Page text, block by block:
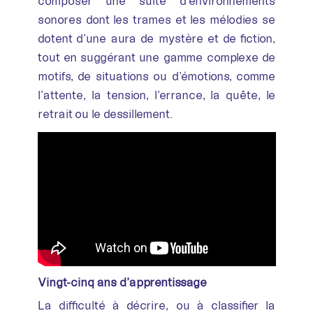
sonores dont les trames et les mélodies se
dotent d’une aura de mystère et de fiction,
tout en suggérant une gamme complexe de
motifs, de situations ou d’émotions, comme
l’attente, la tension, l’errance, la quête, le
retrait ou le dessillement.
Vingt-cinq ans d’apprentissage
La difficulté à décrire, ou à classifier la